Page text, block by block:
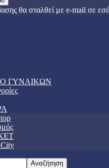
θα σταλθεί με e-mail σε
ΓΥΝΑΙΚΩΝ